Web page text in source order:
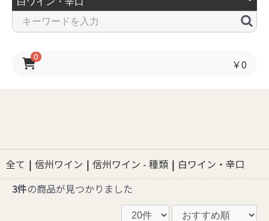
0
￥0
全て | 信州ワイン | 信州ワイン - 種類 | 白ワイン・辛口
3件の商品が見つかりました